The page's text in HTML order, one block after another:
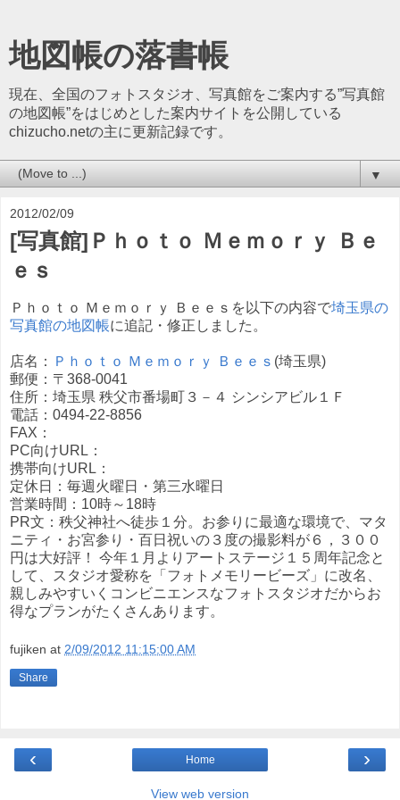
地図帳の落書帳
現在、全国のフォトスタジオ、写真館をご案内する”写真館
の地図帳”をはじめとした案内サイトを公開している
chizucho.netの主に更新記録です。
▼
2012/02/09
[写真館]Ｐｈｏｔｏ Ｍｅｍｏｒｙ Ｂｅ
ｅｓ
Ｐｈｏｔｏ Ｍｅｍｏｒｙ Ｂｅｅｓを以下の内容で埼玉県の
写真館の地図帳に追記・修正しました。
店名： Ｐｈｏｔｏ Ｍｅｍｏｒｙ Ｂｅｅｓ (埼玉県)
郵便：〒368-0041
住所：埼玉県 秩父市番場町３－４ シンシアビル１Ｆ
電話：0494-22-8856
FAX：
PC向けURL：
携帯向けURL：
定休日：毎週火曜日・第三水曜日
営業時間：10時～18時
PR文：秩父神社へ徒歩１分。お参りに最適な環境で、マタ
ニティ・お宮参り・百日祝いの３度の撮影料が６，３００
円は大好評！ 今年１月よりアートステージ１５周年記念と
して、スタジオ愛称を「フォトメモリービーズ」に改名、
親しみやすいくコンビニエンスなフォトスタジオだからお
得なプランがたくさんあります。
fujiken at 2/09/2012 11:15:00 AM
Share
‹ ›
Home
View web version